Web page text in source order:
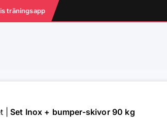
träningsapp
Set Inox + bumper-skivor 90 kg